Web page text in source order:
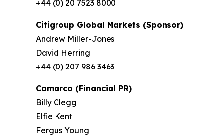
+44 (0) 20 7523 8000
Citigroup Global Markets (Sponsor)
Andrew Miller-Jones
David Herring
+44 (0) 207 986 3463
Camarco (Financial PR)
Billy Clegg
Elfie Kent
Fergus Young